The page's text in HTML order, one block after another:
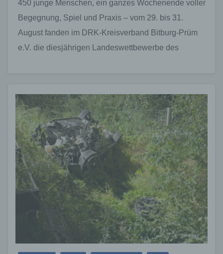
450 junge Menschen, ein ganzes Wochenende voller
Begegnung, Spiel und Praxis – vom 29. bis 31.
August fanden im DRK-Kreisverband Bitburg-Prüm
e.V. die diesjährigen Landeswettbewerbe des